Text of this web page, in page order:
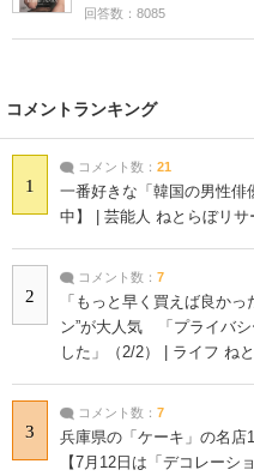
回答数：8085
コメントランキング
1
コメント数： 21
一番好きな「韓国の男性俳
中】 | 芸能人 ねとらぼリサ
2
コメント数： 7
「もっと早く買えば良か
ン”が大人気 「プライバシ
した」（2/2） | ライフ ね
3
コメント数： 7
兵庫県の「ケーキ」の名
【7月12日は「デコレーシ